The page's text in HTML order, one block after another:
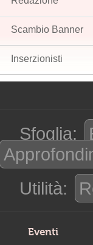
Scambio Banner
Inserzionisti
Sfoglia:
Utilità:
Eventi